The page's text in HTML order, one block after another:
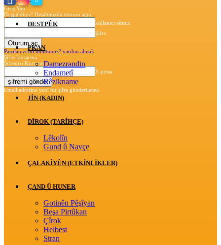
Giriş Yap
Hoşgeldiniz! Hesabınızda oturum açın.
kullanıcı adınız
Şifre
Parolanızı mı unuttunuz? yardım almak
Şifre kurtarma
Şifrenizi Kurtarın
E-posta
Email adresine yeni bir şifre gönderilecek.
DESTPÊK
PKAN
Damezrandin
Endametî
Rêzikname
JİN (KADIN)
DÎROK (TARİHÇE)
Lêkolîn
Gund û Navçe
ÇALAKÎYÊN (ETKINLIKLER)
ÇAND Û HUNER
Gotinên Pêşîyan
Beşa Pirtûkan
Çîrok
Helbest
Stran